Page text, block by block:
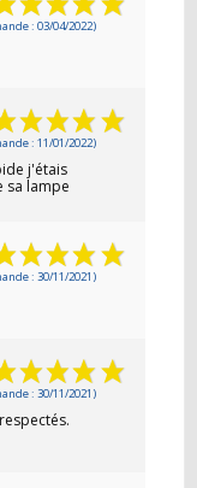
: 03/04/2022)
: 11/01/2022)
j'étais
sa lampe
: 30/11/2021)
: 30/11/2021)